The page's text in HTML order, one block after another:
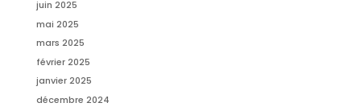
juin 2025
mai 2025
mars 2025
février 2025
janvier 2025
décembre 2024